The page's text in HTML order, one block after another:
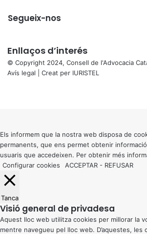
Segueix-nos
Enllaços d’interés
© Copyright 2024, Consell de l'Advocacia
Avís legal | Creat per IURISTEL
button
Els informem que la nostra web disposa de
permanents, que ens permet obtenir
usuaris que accedeixen. Per obtenir més
Configurar cookies
ACCEPTAR - REFUSAR
Tanca
Visió general de privadesa
Aquest lloc web utilitza cookies per millorar la
mentre navegueu pel lloc web. D’aquestes, les